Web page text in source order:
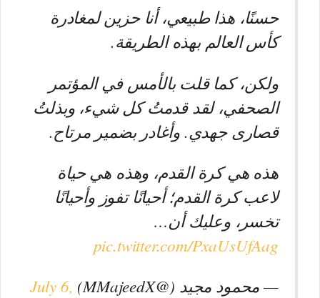
حسنًا، هذا طبيعي، أنا حزين لمغادرة
كأس العالم بهذه الطريقة.
ولكن، كما قلت بالأمس في المؤتمر
الصحفي، لقد قدمتُ كل شيء، وبذلتُ
قصارى جهدي. وأغادر بضمير مرتاح.
هذه هي كرة القدم، وهذه هي حياة
لاعب كرة القدم؛ أحيانًا تفوز وأحيانًا
تخسر، وعليك أن…
pic.twitter.com/PxaUsUfAag
— محمود مجيد (@MMajeedX)
July 6,